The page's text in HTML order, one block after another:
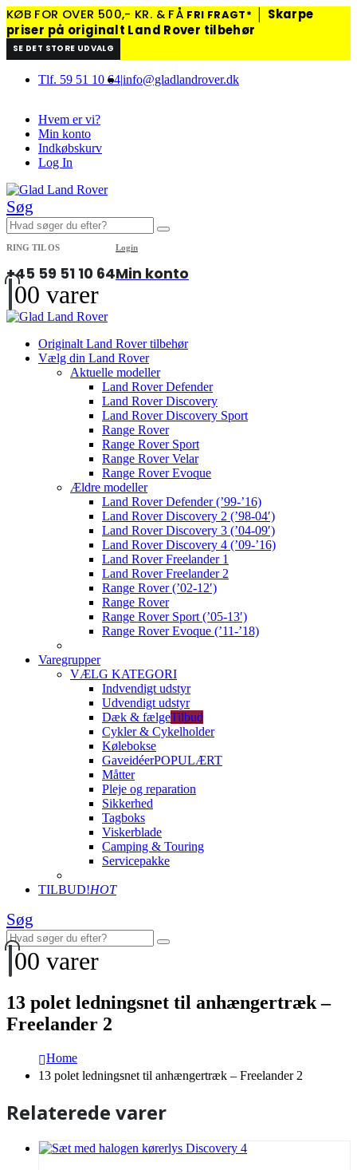
KØB FOR OVER 500,- KR. & FÅ FRI FRAGT*
Skarpe
priser på originalt Land Rover tilbehør
SE DET STORE UDVALG
Tlf. 59 51 10 64|info@gladlandrover.dk
Hvem er vi?
Min konto
Indkøbskurv
Log In
Søg
RING TIL OS
+45 59 51 10 64
Login
Min konto
00 varer
Originalt Land Rover tilbehør
Vælg din Land Rover
Aktuelle modeller
Land Rover Defender
Land Rover Discovery
Land Rover Discovery Sport
Range Rover
Range Rover Sport
Range Rover Velar
Range Rover Evoque
Ældre modeller
Land Rover Defender (’99-’16)
Land Rover Discovery 2 (’98-04′)
Land Rover Discovery 3 (’04-09′)
Land Rover Discovery 4 (’09-’16)
Land Rover Freelander 1
Land Rover Freelander 2
Range Rover (’02-12′)
Range Rover
Range Rover Sport (’05-13′)
Range Rover Evoque (’11-’18)
Varegrupper
VÆLG KATEGORI
Indvendigt udstyr
Udvendigt udstyr
Dæk & fælgeTilbud
Cykler & Cykelholder
Kølebokse
GaveidéerPOPULÆRT
Måtter
Pleje og reparation
Sikkerhed
Tagboks
Viskerblade
Camping & Touring
Servicepakke
TILBUD!HOT
Søg
00 varer
13 polet ledningsnet til anhængertræk –
Freelander 2
Home
13 polet ledningsnet til anhængertræk – Freelander 2
Relaterede varer